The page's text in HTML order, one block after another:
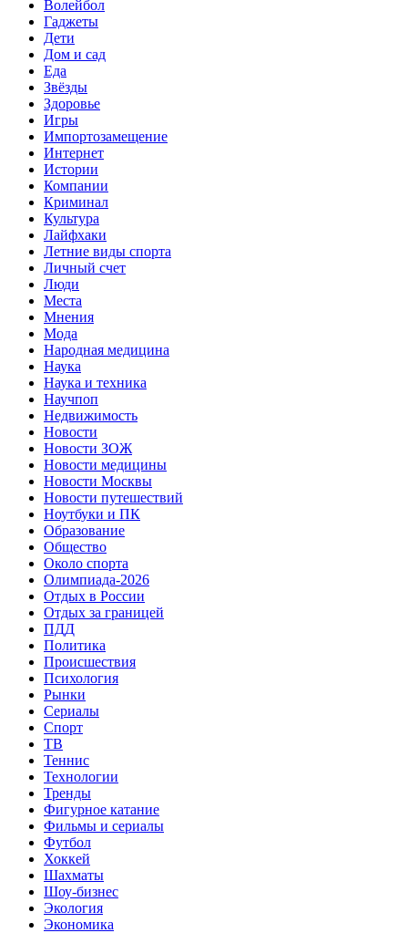
Волейбол
Гаджеты
Дети
Дом и сад
Еда
Звёзды
Здоровье
Игры
Импортозамещение
Интернет
Истории
Компании
Криминал
Культура
Лайфхаки
Летние виды спорта
Личный счет
Люди
Места
Мнения
Мода
Народная медицина
Наука
Наука и техника
Научпоп
Недвижимость
Новости
Новости ЗОЖ
Новости медицины
Новости Москвы
Новости путешествий
Ноутбуки и ПК
Образование
Общество
Около спорта
Олимпиада-2026
Отдых в России
Отдых за границей
ПДД
Политика
Происшествия
Психология
Рынки
Сериалы
Спорт
ТВ
Теннис
Технологии
Тренды
Фигурное катание
Фильмы и сериалы
Футбол
Хоккей
Шахматы
Шоу-бизнес
Экология
Экономика